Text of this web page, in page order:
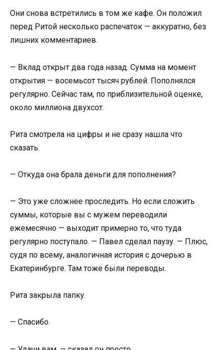
Они снова встретились в том же кафе. Он положил
перед Ритой несколько распечаток — аккуратно, без
лишних комментариев.
— Вклад открыт два года назад. Сумма на момент
открытия — восемьсот тысяч рублей. Пополнялся
регулярно. Сейчас там, по приблизительной оценке,
около миллиона двухсот.
Рита смотрела на цифры и не сразу нашла что
сказать.
— Откуда она брала деньги для пополнения?
— Это уже сложнее проследить. Но если сложить
суммы, которые вы с мужем переводили
ежемесячно — выходит примерно то, что туда
регулярно поступало. — Павел сделал паузу. — Плюс,
судя по всему, аналогичная история с дочерью в
Екатеринбурге. Там тоже были переводы.
Рита закрыла папку.
— Спасибо.